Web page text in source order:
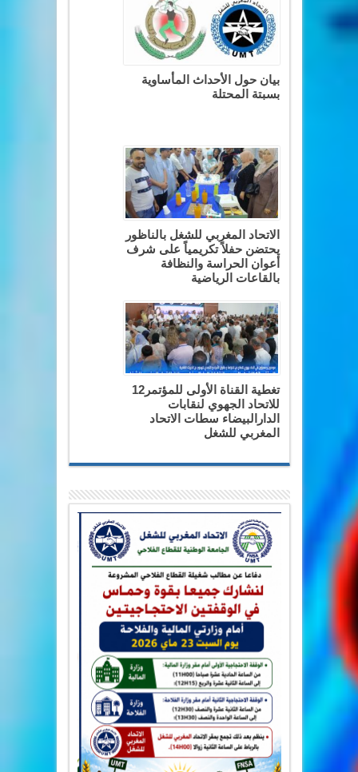
بيان حول الأحداث المأساوية
بسبتة المحتلة
الاتحاد المغربي للشغل بالناظور
يحتضن حفلاً تكريمياً على شرف
أعوان الحراسة والنظافة
بالقاعات الرياضية
تغطية القناة الأولى للمؤتمر12
للاتحاد الجهوي لنقابات
الدارالبيضاء سطات الاتحاد
المغربي للشغل